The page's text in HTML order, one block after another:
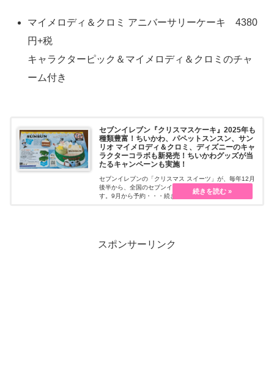
マイメロディ＆クロミ アニバーサリーケーキ 4380
円+税
キャラクターピック＆マイメロディ＆クロミのチャ
ーム付き
セブンイレブン『クリスマスケーキ』2025年も
種類豊富！ちいかわ、パペットスンスン、サン
リオ マイメロディ＆クロミ、ディズニーのキャ
ラクターコラボも新発売！ちいかわグッズが当
たるキャンペーンも実施！
セブンイレブンの「クリスマス スイーツ」が、毎年12月
後半から、全国のセブンイレブンで期間限定で発売しま
す。9月から予約・・・続きを読む
スポンサーリンク